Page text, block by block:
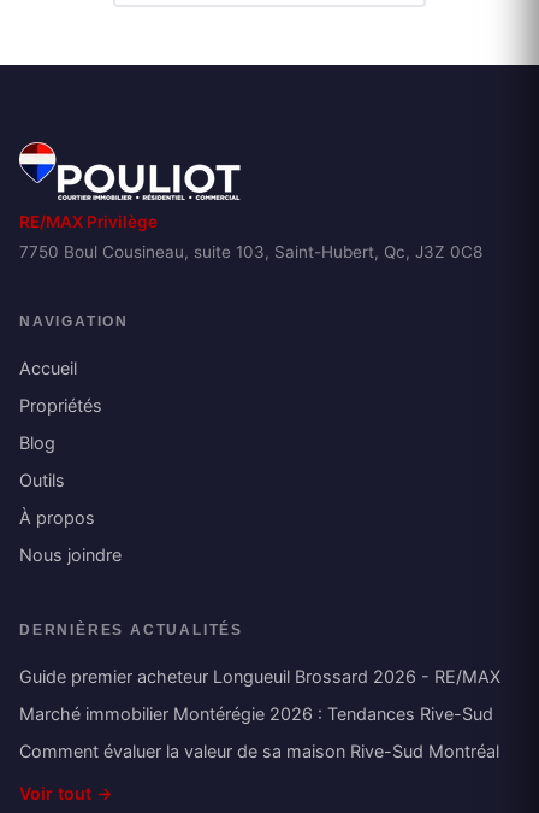
RE/MAX Privilège
7750 Boul Cousineau, suite 103, Saint-Hubert, Qc, J3Z 0C8
NAVIGATION
Accueil
Propriétés
Blog
Outils
À propos
Nous joindre
DERNIÈRES ACTUALITÉS
Guide premier acheteur Longueuil Brossard 2026 - RE/MAX
Marché immobilier Montérégie 2026 : Tendances Rive-Sud
Comment évaluer la valeur de sa maison Rive-Sud Montréal
Voir tout →